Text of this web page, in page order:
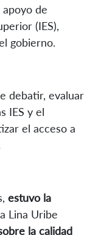
apoyo de
(IES),
gobierno.
debatir, evaluar
IES y el
el acceso a
estuvo la
Lina Uribe
la calidad